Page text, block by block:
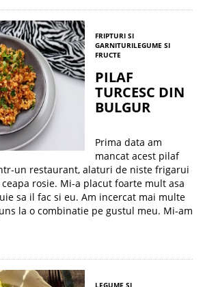
FRIPTURI SI
GARNITURILEGUME SI
FRUCTE
PILAF
TURCESC DIN
BULGUR
Prima data am
mancat acest pilaf
un restaurant, alaturi de niste frigarui
rosie. Mi-a placut foarte mult asa
sa il fac si eu. Am incercat mai multe
la o combinatie pe gustul meu. Mi-am
LEGUME SI